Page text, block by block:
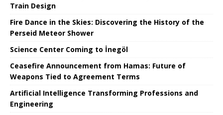
Train Design
Fire Dance in the Skies: Discovering the History of the
Perseid Meteor Shower
Science Center Coming to İnegöl
Ceasefire Announcement from Hamas: Future of
Weapons Tied to Agreement Terms
Artificial Intelligence Transforming Professions and
Engineering